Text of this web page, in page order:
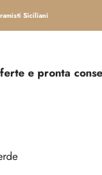
Siciliani
e pronta